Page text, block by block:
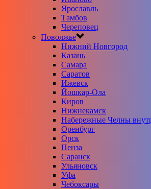
Ярославль
Тамбов
Череповец
Поволжье
Нижний Новгород
Казань
Самара
Саратов
Ижевск
Йошкар-Ола
Киров
Нижнекамск
Набережные Челны
Оренбург
Орск
Пенза
Саранск
Ульяновск
Уфа
Чебоксары